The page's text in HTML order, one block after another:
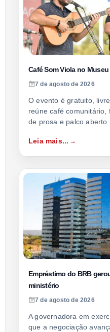
Café Som Viola no
7 de agosto de 2026
O evento é gratuito,
reúne café
de prosa e palco aberto
Leia mais...
Empréstimo do BRB
ministério
7 de agosto de 2026
A governadora em
que a negociação